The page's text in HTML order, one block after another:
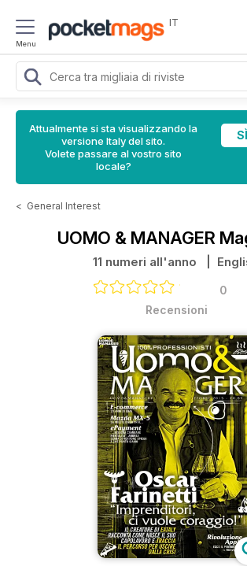
Menu
IT
Attualmente si sta visualizzando la
versione Italy del sito.
Volete passare al vostro sito
locale?
< General Interest
UOMO & MANAGER
11 numeri all'anno |
0
Recensioni